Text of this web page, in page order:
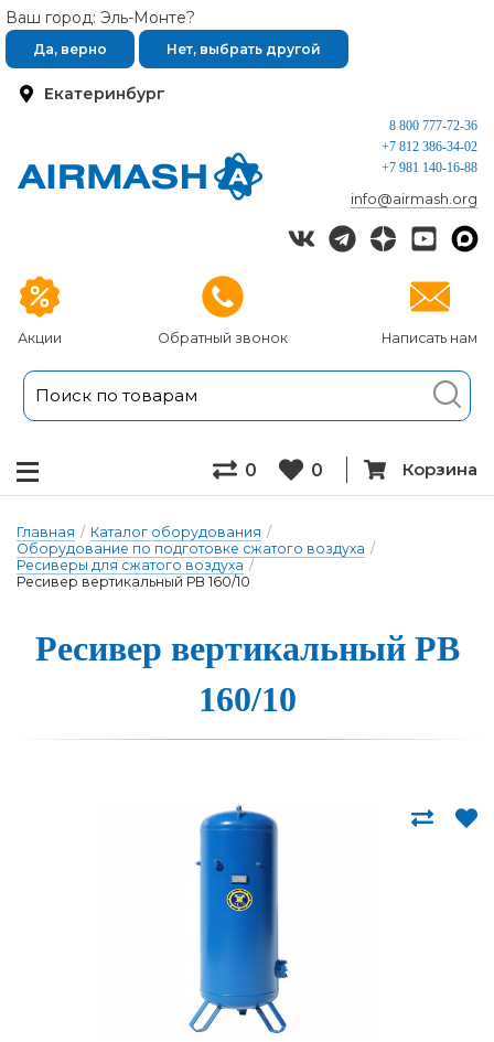
Екатеринбург
Ваш город: Эль-Монте?
Да, верно Нет, выбрать другой
Акции Обратный звонок Написать нам
8 800 777-72-36
+7 812 386-34-02
+7 981 140-16-88
info@airmash.org
0 0 Корзина
Главная / Каталог оборудования /
Оборудование по подготовке сжатого воздуха /
Ресиверы для сжатого воздуха /
Ресивер вертикальный РВ 160/10
Ресивер вер­ти­каль­ный РВ
160/10